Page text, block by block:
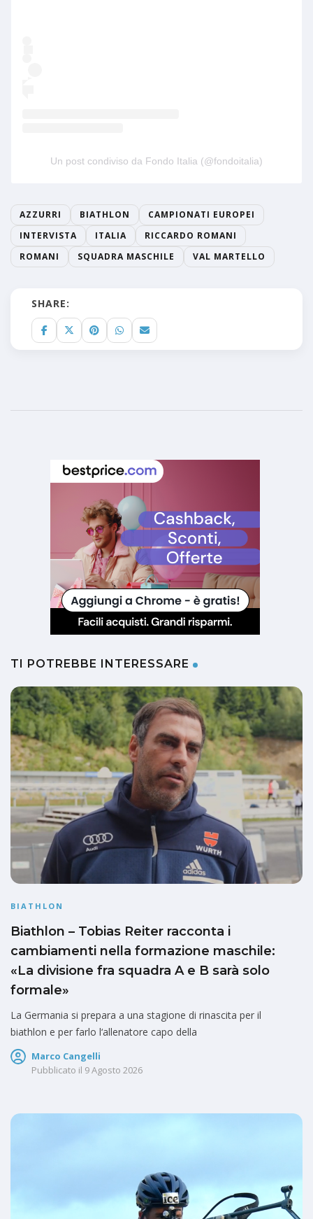
Un post condiviso da Fondo Italia (@fondoitalia)
AZZURRI BIATHLON
CAMPIONATI EUROPEI
INTERVISTA
ITALIA
RICCARDO ROMANI
ROMANI
SQUADRA MASCHILE VAL MARTELLO
SHARE:
TI POTREBBE INTERESSARE
BIATHLON
Biathlon – Tobias Reiter racconta i
cambiamenti nella formazione maschile:
«La divisione fra squadra A e B sarà solo
formale»
La Germania si prepara a una stagione di rinascita per il
biathlon e per farlo l‘allenatore capo della
Marco Cangelli
Pubblicato il 9 Agosto 2026